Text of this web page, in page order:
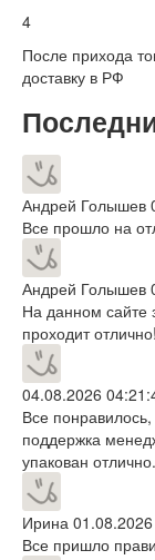
4
После прихода
доставку в РФ
Андрей Голышев
Все прошло на
Андрей Голышев
На данном сайте
проходит
04.08.2026
Все
поддержка
упакован
Ирина
Все пришло